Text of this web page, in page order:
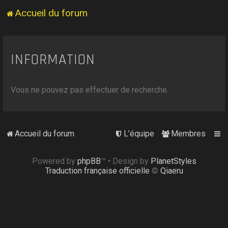
Accueil du forum
INFORMATION
Vous ne pouvez pas effectuer de recherche.
Accueil du forum Membres
L’équipe
Powered by phpBB™ • Design by PlanetStyles
Traduction française officielle © Qiaeru